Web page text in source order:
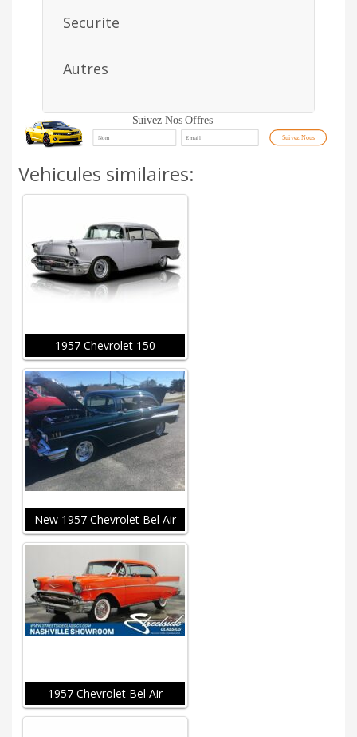
Securite
Autres
Suivez Nos Offres
Suivez Nous
Vehicules similaires:
1957 Chevrolet 150
New 1957 Chevrolet Bel Air
1957 Chevrolet Bel Air